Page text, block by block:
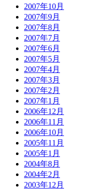
2007年10月
2007年9月
2007年8月
2007年7月
2007年6月
2007年5月
2007年4月
2007年3月
2007年2月
2007年1月
2006年12月
2006年11月
2006年10月
2005年11月
2005年1月
2004年8月
2004年2月
2003年12月